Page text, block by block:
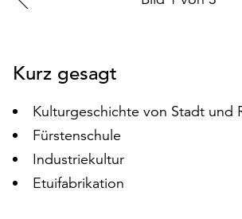
um
Cookies
akzeptieren.
Sie
können
Kurz gesagt
Kulturgeschichte von Stadt und
Fürstenschule
Industriekultur
Etuifabrikation